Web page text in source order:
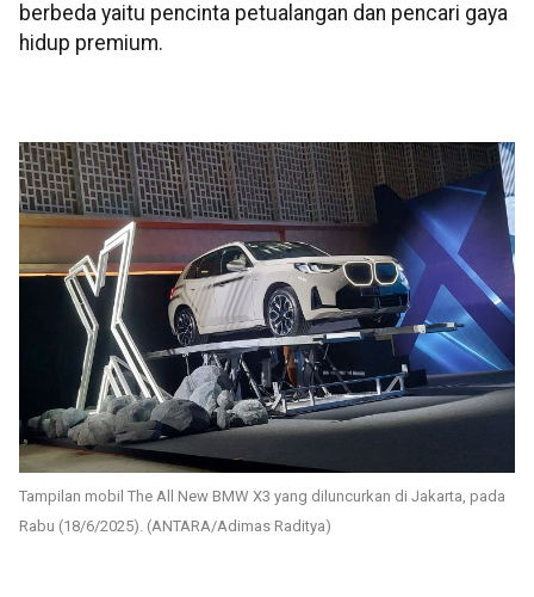
berbeda yaitu pencinta petualangan dan pencari gaya
hidup premium.
Tampilan mobil The All New BMW X3 yang diluncurkan di Jakarta, pada
Rabu (18/6/2025). (ANTARA/Adimas Raditya)